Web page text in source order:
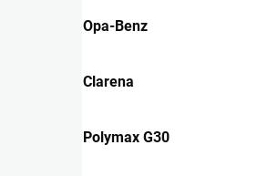
Opa-Benz
Clarena
Polymax G30